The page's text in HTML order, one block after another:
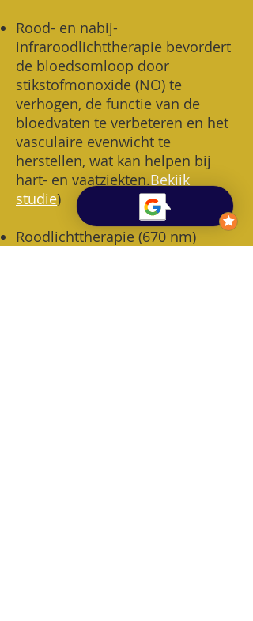
Rood- en nabij-
infraroodlichttherapie bevordert
de bloedsomloop door
stikstofmonoxide (NO) te
verhogen, de functie van de
bloedvaten te verbeteren en het
vasculaire evenwicht te
herstellen, wat kan helpen bij
hart- en vaatziekten.Bekijk
studie)
Roodlichttherapie (670 nm)